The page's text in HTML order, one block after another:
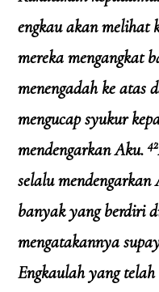
engkau akan melihat
mereka mengangkat
menengadah ke atas
mengucap syukur
mendengarkan Aku.42
selalu
banyak yang berdiri
mengatakannya
Engkaulah yang